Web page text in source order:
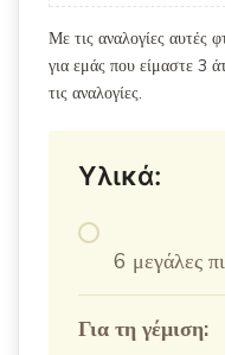
Με τις αναλογίες αυτές
για εμάς που είμαστε 3
τις αναλογίες.
Υλικά:
6 μεγάλες
Για τη γέμιση: